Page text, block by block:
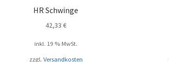
HR Schwinge
42,33 €
inkl. 19 % MwSt.
zzgl. Versandkosten